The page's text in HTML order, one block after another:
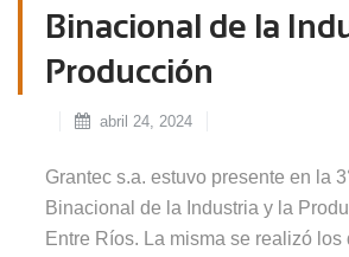
Binacional de la
Producción
abril 24, 2024
Grantec s.a. estuvo presente en la
Binacional de la Industria y la
Entre Ríos. La misma se realizó los